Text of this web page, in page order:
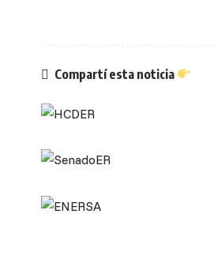
Compartí esta noticia